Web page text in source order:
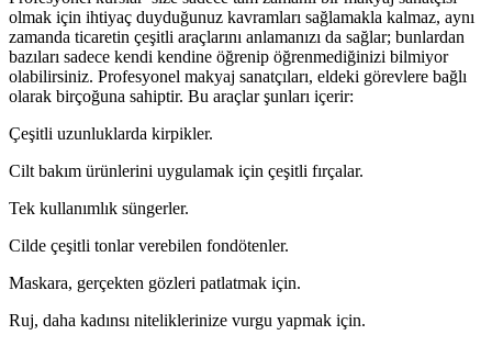
olmak için ihtiyaç duyduğunuz kavramları sağlamakla kalmaz, aynı
zamanda ticaretin çeşitli araçlarını anlamanızı da sağlar; bunlardan
bazıları sadece kendi kendine öğrenip öğrenmediğinizi bilmiyor
olabilirsiniz. Profesyonel makyaj sanatçıları, eldeki görevlere bağlı
olarak birçoğuna sahiptir. Bu araçlar şunları içerir:
Çeşitli uzunluklarda kirpikler.
Cilt bakım ürünlerini uygulamak için çeşitli fırçalar.
Tek kullanımlık süngerler.
Cilde çeşitli tonlar verebilen fondötenler.
Maskara, gerçekten gözleri patlatmak için.
Ruj, daha kadınsı niteliklerinize vurgu yapmak için.